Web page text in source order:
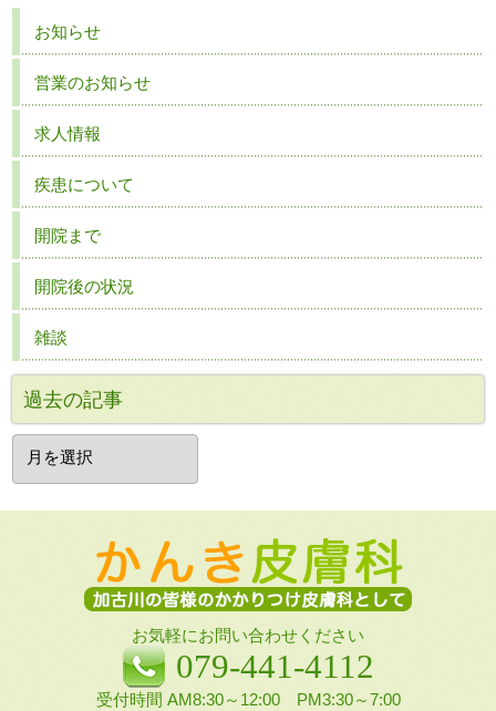
お知らせ
営業のお知らせ
求人情報
疾患について
開院まで
開院後の状況
雑談
過去の記事
去
お気軽にお問い合わせください
079-441-4112
受付時間 AM8:30～12:00 PM3:30～7:00